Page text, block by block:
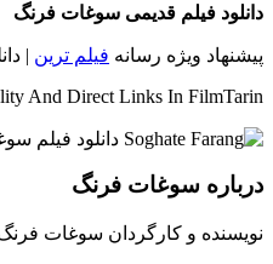
دانلود فیلم قدیمی سوغات فرنگ
پیشنهاد ویژه رسانه فیلم ترین |
And Direct Links In FilmTarin
درباره سوغات فرنگ
نویسنده و کارگردان سوغات